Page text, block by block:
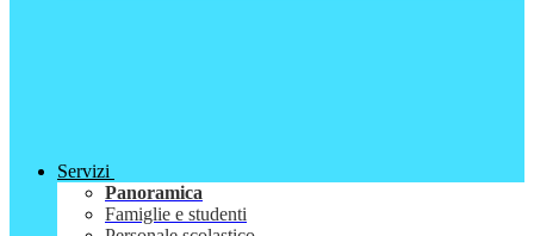
Servizi
Panoramica
Famiglie e studenti